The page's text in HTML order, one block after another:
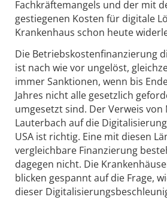
Fachkräftemangels und der mit
gestiegenen Kosten für digitale
Krankenhaus schon heute
Die Betriebskostenfinanzierung
ist nach wie vor ungelöst,
immer Sanktionen, wenn bis
Jahres nicht alle gesetzlich
umgesetzt sind. Der Verweis von
Lauterbach auf die
USA ist richtig. Eine mit diesen
vergleichbare Finanzierung
dagegen nicht. Die
blicken gespannt auf die Frage,
dieser